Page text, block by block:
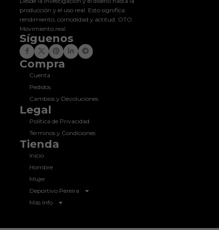
producción y el uso real. Esto significa:
rendimiento, comodidad y actitud. OTO.
Movimiento real.
Síguenos
Compra
Cuenta
Pedidos
Cambios y Devoluciones
Legal
Política de Privacidad
Terminos y Condiciones
Tienda
Inicio
Hombre
Mujer
Deportivo Pereira
Más Info